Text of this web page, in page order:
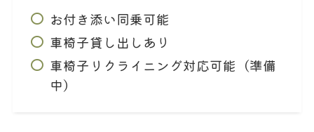
お付き添い同乗可能
車椅子貸し出しあり
車椅子リクライニング対応可能（準備
中）